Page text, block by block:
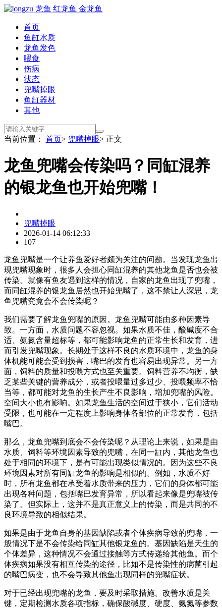
首页
鱼缸水质
龙鱼发色
喂食
伤病
状态
兜嘴掉眼
鱼缸器材
其他
当前位置： 首页> 兜嘴掉眼> 正文
龙鱼兜嘴会传染吗？同缸混养
的银龙鱼也开始兜嘴！
兜嘴掉眼
2026-01-14 06:12:33
107
龙鱼兜嘴是一个让养鱼爱好者颇为关注的问题。当发现龙鱼出
现兜嘴现象时，很多人会担心同缸混养的其他龙鱼是否也会被
传染。就像有鱼友遇到这样的情况，自家的龙鱼出现了兜嘴，
而同缸混养的银龙鱼居然也开始兜嘴了，这不禁让人深思，龙
鱼兜嘴究竟会不会传染呢？
我们需要了解龙鱼兜嘴的原因。龙鱼兜嘴可能由多种因素导
致。一方面，水质问题不容忽视。如果水质不佳，酸碱度不合
适、氨氮含量超标等，都可能影响龙鱼的正常生长和发育，进
而引发兜嘴现象。长期处于这样不良的水质环境中，龙鱼的身
体机能可能会受到损害，嘴巴的发育也容易出现异常。另一方
面，饲料的质量和投喂方式也至关重要。饲料营养不均衡，缺
乏某些关键的营养成分，或者投喂量过多过少、投喂频率不恰
当等，都可能对龙鱼的生长产生不良影响，增加兜嘴的风险。
空间大小也有影响。如果龙鱼生活的空间过于狭小，它们活动
受限，也可能在一定程度上影响身体各部位的正常发育，包括
嘴巴。
那么，龙鱼兜嘴到底会不会传染呢？从理论上来说，如果是由
水质、饲料等环境因素导致的兜嘴，在同一缸内，其他龙鱼也
处于相同的环境下，是有可能出现类似情况的。因为这些不良
环境因素对所有同缸龙鱼的影响是相似的。例如，水质不好
时，所有龙鱼都在承受着水质带来的压力，它们的身体都可能
出现各种问题，包括嘴巴发育异常，所以看起来像是兜嘴被传
染了。但实际上，这并不是真正意义上的传染，而是共同的不
良环境导致的相似结果。
如果是由于龙鱼自身的基因缺陷或者个体疾病导致的兜嘴，一
般情况下是不会传染给同缸其他银龙鱼的。基因缺陷是天生的
个体差异，这种情况不会通过接触等方式传递给其他鱼。而个
体疾病如果没有相互传染的途径，比如不是传染性的病菌引起
的嘴巴病变，也不会导致其他鱼出现同样的兜嘴症状。
对于已经出现兜嘴的龙鱼，要及时采取措施。改善水质是关
键，定期检测水质各项指标，确保酸碱度、硬度、氨氮等参数